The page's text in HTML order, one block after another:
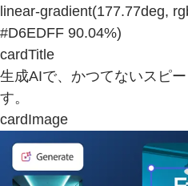
linear-gradient(177.77deg,
#D6EDFF 90.04%)
cardTitle
生成AIで、かつてないスピ
す。
cardImage